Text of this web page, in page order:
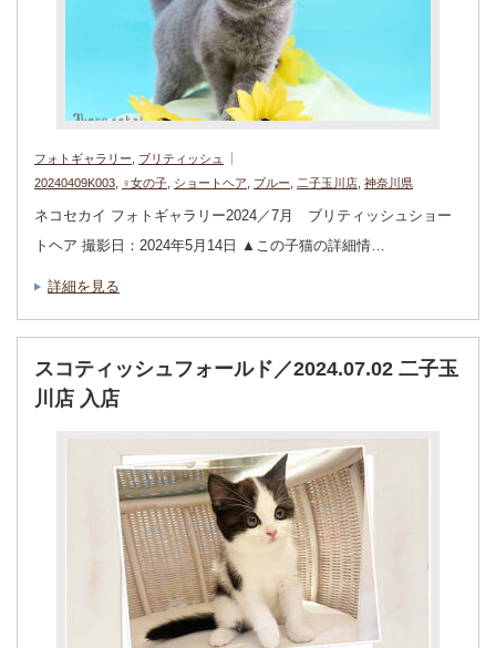
フォトギャラリー
ブリティッシュ
20240409K003
♀女の子 ショートヘア ブルー 二子玉川店 神奈川県
ネコセカイ フォトギャラリー2024／7月 ブリティッシュショー
トヘア 撮影日：2024年5月14日 ▲この子猫の詳細情…
詳細を見る
スコティッシュフォールド／2024.07.02 二子玉
川店 入店